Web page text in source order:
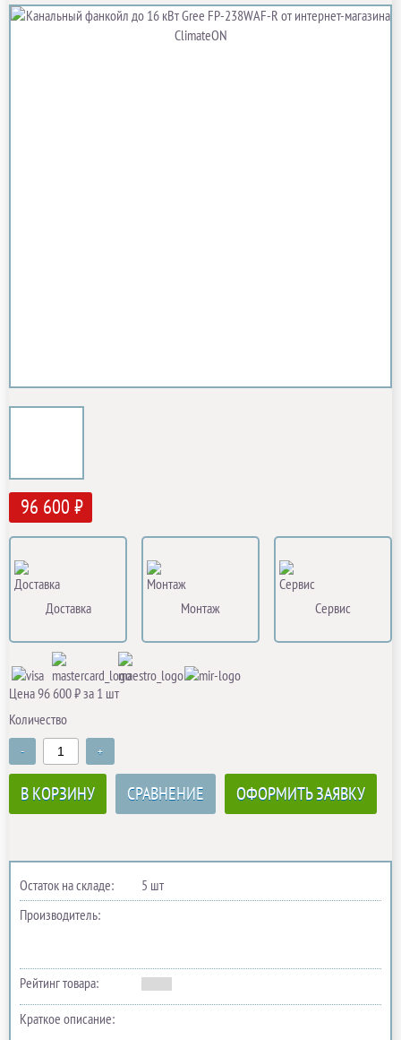
96 600 ₽
Доставка Монтаж Сервис
Цена 96 600 ₽ за 1 шт
Количество
- +
В КОРЗИНУ СРАВНЕНИЕ ОФОРМИТЬ ЗАЯВКУ
Остаток на складе:
5 шт
Производитель:
Рейтинг товара:
Краткое описание: